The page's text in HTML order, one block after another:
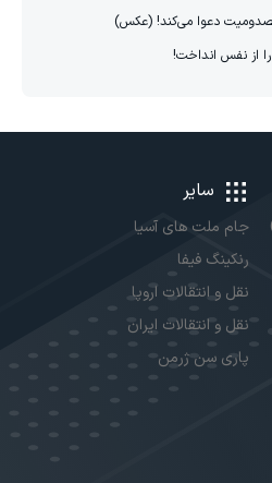
دعوا می‌کند! (عکس)
را از نفس انداخت!
سایر
جام ملت های آسیا
رنکینگ فیفا
نقل و انتقالات اروپا
نقل و انتقالات ایران
پاری سن ژرمن